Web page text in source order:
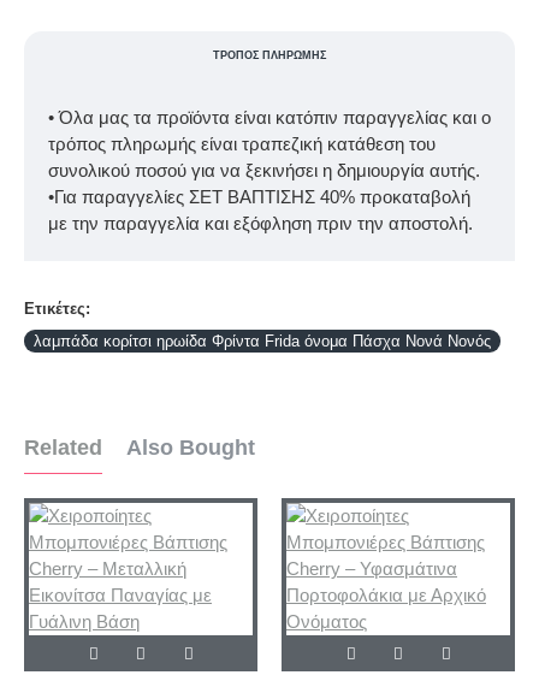
ΤΡΌΠΟΣ ΠΛΗΡΩΜΉΣ
• Όλα μας τα προϊόντα είναι κατόπιν παραγγελίας και ο
τρόπος πληρωμής είναι τραπεζική κατάθεση του
συνολικού ποσού για να ξεκινήσει η δημιουργία αυτής.
•Για παραγγελίες ΣΕΤ ΒΑΠΤΙΣΗΣ 40% προκαταβολή
με την παραγγελία και εξόφληση πριν την αποστολή.
Ετικέτες:
λαμπάδα κορίτσι ηρωίδα Φρίντα Frida όνομα Πάσχα Νονά Νονός
Related Also Bought